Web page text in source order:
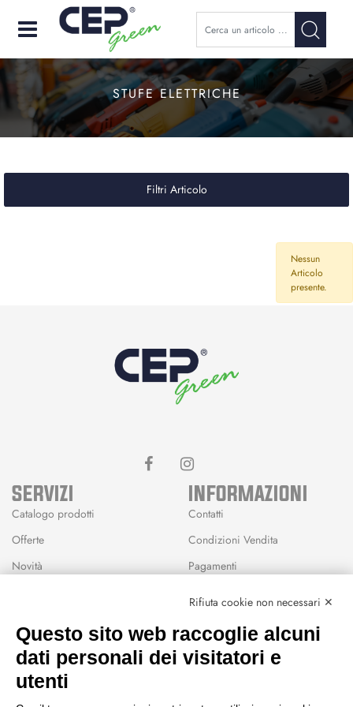
Open
STUFE ELETTRICHE
Filtri Articolo
Nessun
Articolo
presente.
SERVIZI
Catalogo prodotti
Offerte
Novità
Wishlist
INFORMAZIONI
Contatti
Condizioni Vendita
Pagamenti
CEP GREEN
Rifiuta cookie non necessari ✕
Questo sito web raccoglie alcuni
dati personali dei visitatori e
utenti